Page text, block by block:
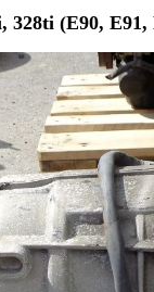
(E90, E91,